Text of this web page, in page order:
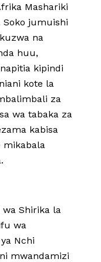
Mashariki
Soko jumuishi
na
huu,
kipindi
kote la
za
wa tabaka za
kabisa
mikabala
Shirika la
wa
Nchi
mwandamizi